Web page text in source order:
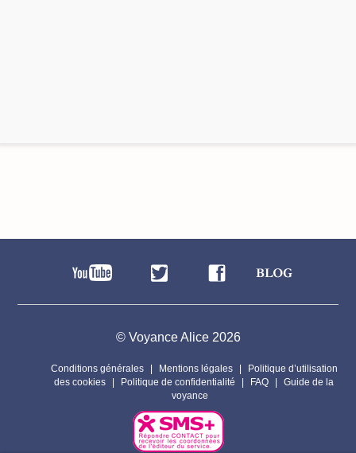
© Voyance Alice 2026
Conditions générales Mentions légales
Politique d’utilisation
des cookies
Politique de confidentialité FAQ
Guide de la
voyance